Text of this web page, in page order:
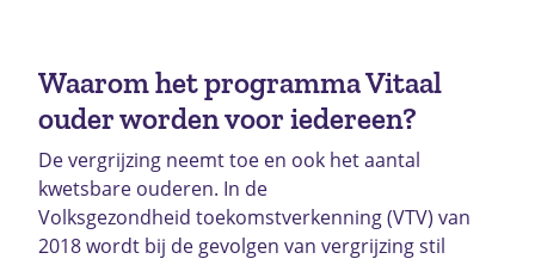
Waarom het programma Vitaal
ouder worden voor iedereen?
De vergrijzing neemt toe en ook het aantal
kwetsbare ouderen. In de
Volksgezondheid toekomstverkenning (VTV) van
2018 wordt bij de gevolgen van vergrijzing stil